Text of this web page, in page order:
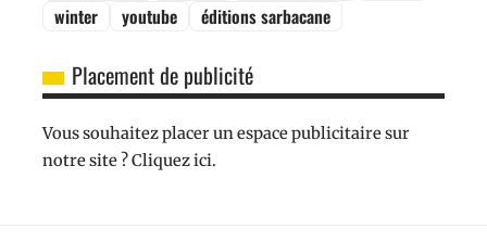
winter
youtube éditions sarbacane
Placement de publicité
Vous souhaitez placer un espace publicitaire sur
notre site ? Cliquez ici.